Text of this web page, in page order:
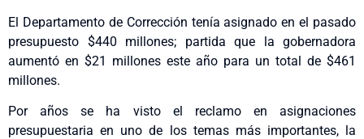
El Departamento de Corrección tenía asignado en el pasado
presupuesto $440 millones; partida que la gobernadora
aumentó en $21 millones este año para un total de $461
millones.
Por años se ha visto el reclamo en asignaciones
presupuestaria en uno de los temas más importantes, la